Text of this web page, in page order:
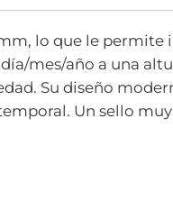
lo que le
mes/año a una
Su diseño
Un sello